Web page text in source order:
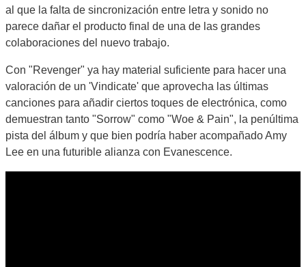
al que la falta de sincronización entre letra y sonido no
parece dañar el producto final de una de las grandes
colaboraciones del nuevo trabajo.
Con "Revenger" ya hay material suficiente para hacer una
valoración de un 'Vindicate' que aprovecha las últimas
canciones para añadir ciertos toques de electrónica, como
demuestran tanto "Sorrow" como "Woe & Pain", la penúltima
pista del álbum y que bien podría haber acompañado Amy
Lee en una futurible alianza con Evanescence.